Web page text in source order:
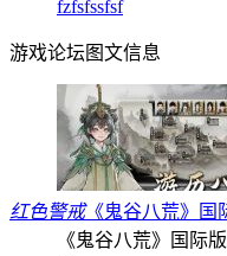
fzfsfssfsf
游戏论坛图文信息
红色警戒《鬼谷八荒》国
《鬼谷八荒》国际